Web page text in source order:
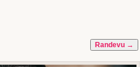
Randevu →